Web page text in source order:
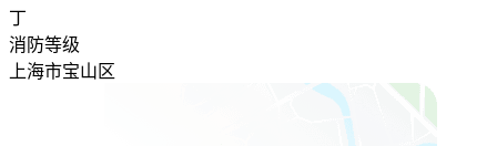
丁
消防等级
上海市宝山区